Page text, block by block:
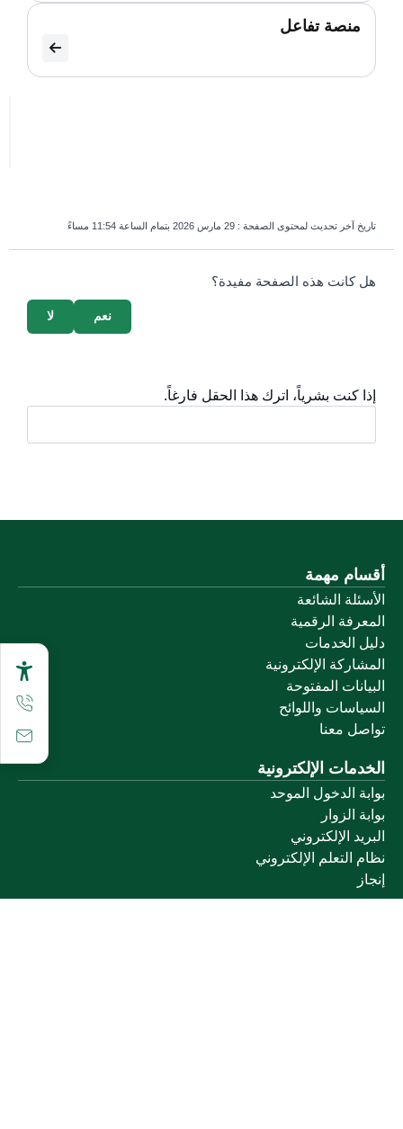
منصة تفاعل
تاريخ آخر تحديث لمحتوى الصفحة : 29 مارس 2026 بتمام الساعة 11:54 مساءً
survey_v2
هل كانت هذه الصفحة مفيدة؟
لا نعم
إذا كنت بشرياً، اترك هذا الحقل فارغاً.
أقسام مهمة
الأسئلة الشائعة
المعرفة الرقمية
دليل الخدمات
المشاركة الإلكترونية
البيانات المفتوحة
السياسات واللوائح
تواصل معنا
الخدمات الإلكترونية
بوابة الدخول الموحد
بوابة الزوار
البريد الإلكتروني
نظام التعلم الإلكتروني
إنجاز